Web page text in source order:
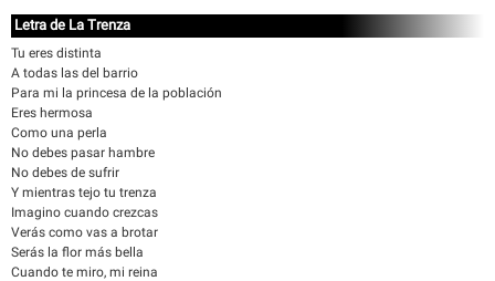
Letra de La Trenza
Tu eres distinta
A todas las del barrio
Para mi la princesa de la población
Eres hermosa
Como una perla
No debes pasar hambre
No debes de sufrir
Y mientras tejo tu trenza
Imagino cuando crezcas
Verás como vas a brotar
Serás la flor más bella
Cuando te miro, mi reina